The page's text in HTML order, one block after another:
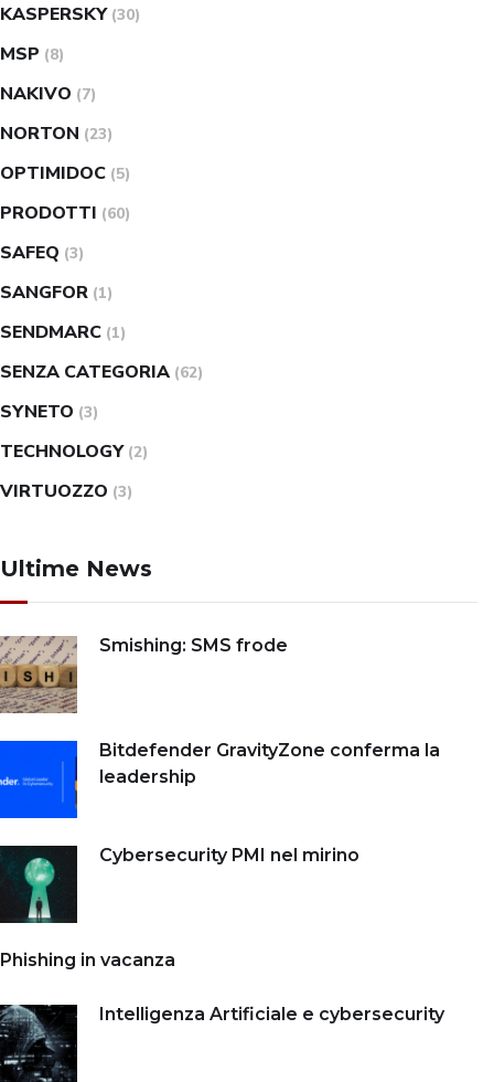
KASPERSKY (30)
MSP (8)
NAKIVO (7)
NORTON (23)
OPTIMIDOC (5)
PRODOTTI (60)
SAFEQ (3)
SANGFOR (1)
SENDMARC (1)
SENZA CATEGORIA (62)
SYNETO (3)
TECHNOLOGY (2)
VIRTUOZZO (3)
Ultime News
Smishing: SMS frode
Bitdefender GravityZone conferma la
leadership
Cybersecurity PMI nel mirino
Phishing in vacanza
Intelligenza Artificiale e cybersecurity